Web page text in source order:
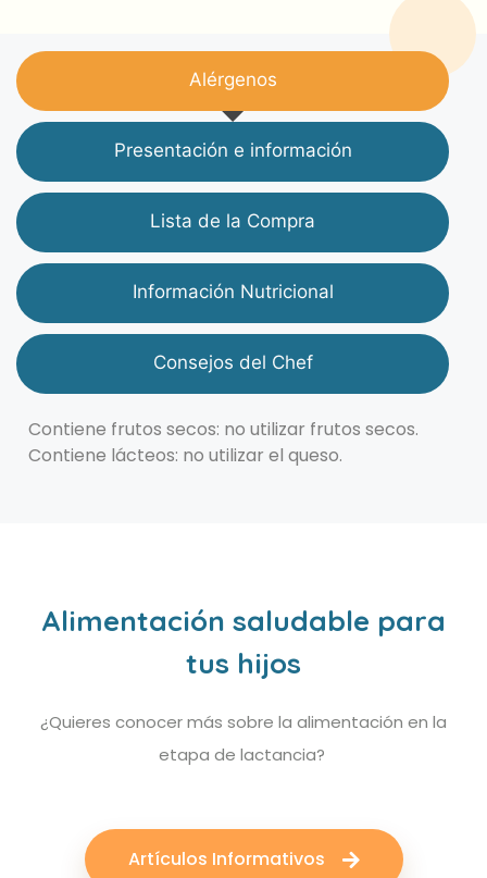
Alérgenos
Presentación e información
Lista de la Compra
Información Nutricional
Consejos del Chef
Contiene frutos secos: no utilizar frutos secos.
Contiene lácteos: no utilizar el queso.
Alimentación saludable para
tus hijos
¿Quieres conocer más sobre la alimentación en la
etapa de lactancia?
Artículos Informativos